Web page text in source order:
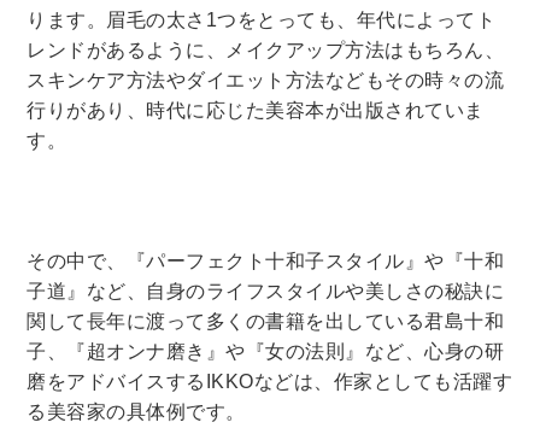
木版画・浮世絵
ります。眉毛の太さ 1つをとっても、年代によってト
レンドがあるように、メイクアップ方法はもちろん、
スキンケア方法やダイエット方法などもその時々の流
行りがあり、時代に応じた美容本が出版されていま
す。
その中で、『パーフェクト十和子スタイル』や『十和
子道』など、自身のライフスタイルや美しさの秘訣に
関して長年に渡って多くの書籍を出している君島十和
子、『超オンナ磨き』や『女の法則』など、心身の研
磨をアドバイスする IKKOなどは、作家としても活躍す
る美容家の具体例です。